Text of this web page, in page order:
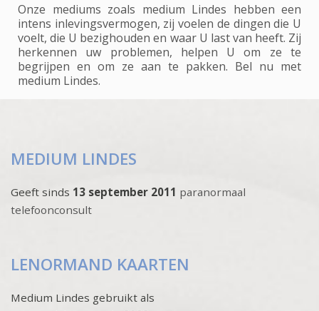
Onze mediums zoals medium Lindes hebben een
intens inlevingsvermogen, zij voelen de dingen die U
voelt, die U bezighouden en waar U last van heeft. Zij
herkennen uw problemen, helpen U om ze te
begrijpen en om ze aan te pakken. Bel nu met
medium Lindes.
MEDIUM LINDES
Geeft sinds 13 september 2011 paranormaal
telefoonconsult
LENORMAND KAARTEN
Medium Lindes gebruikt als